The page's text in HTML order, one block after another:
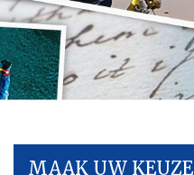
MAAK UW KEUZE